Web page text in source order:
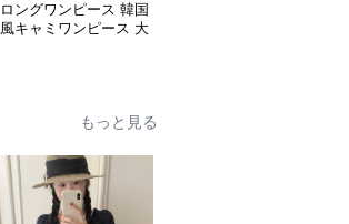
ロングワンピース 韓国
風キャミワンピース 大
もっと見る